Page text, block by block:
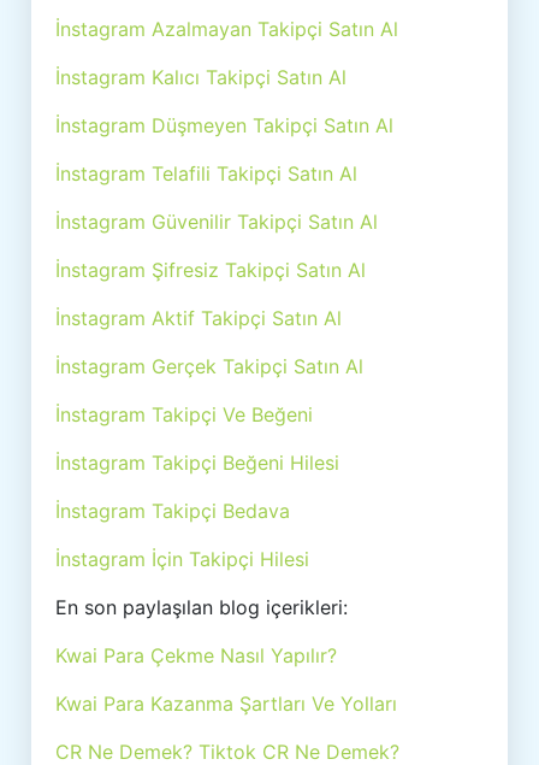
İnstagram Azalmayan Takipçi Satın Al
İnstagram Kalıcı Takipçi Satın Al
İnstagram Düşmeyen Takipçi Satın Al
İnstagram Telafili Takipçi Satın Al
İnstagram Güvenilir Takipçi Satın Al
İnstagram Şifresiz Takipçi Satın Al
İnstagram Aktif Takipçi Satın Al
İnstagram Gerçek Takipçi Satın Al
İnstagram Takipçi Ve Beğeni
İnstagram Takipçi Beğeni Hilesi
İnstagram Takipçi Bedava
İnstagram İçin Takipçi Hilesi
En son paylaşılan blog içerikleri:
Kwai Para Çekme Nasıl Yapılır?
Kwai Para Kazanma Şartları Ve Yolları
CR Ne Demek? Tiktok CR Ne Demek?